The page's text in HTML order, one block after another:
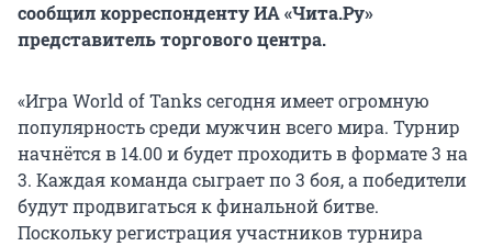
сообщил корреспонденту ИА «Чита.Ру»
представитель торгового центра.
«Игра World of Tanks сегодня имеет огромную
популярность среди мужчин всего мира. Турнир
начнётся в 14.00 и будет проходить в формате 3 на
3. Каждая команда сыграет по 3 боя, а победители
будут продвигаться к финальной битве.
Поскольку регистрация участников турнира